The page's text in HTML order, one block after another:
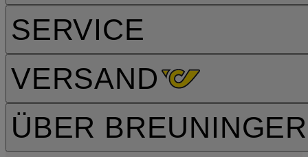
SERVICE
VERSAND
ÜBER BREUNINGER